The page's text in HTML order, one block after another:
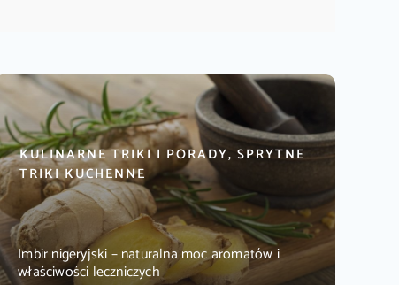
KULINARNE TRIKI I PORADY, SPRYTNE
TRIKI KUCHENNE
Imbir nigeryjski – naturalna moc aromatów i
właściwości leczniczych